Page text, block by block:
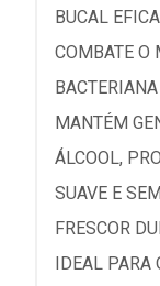
BUCAL
COMBATE O
MANTÉM
ÁLCOOL,
SUAVE E
FRESCOR
IDEAL PARA